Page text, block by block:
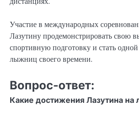
Участие в международных
Лазутину продемонстрировать свою
спортивную подготовку и стать
лыжниц своего времени.
Вопрос-ответ:
Какие достижения Лазутина на